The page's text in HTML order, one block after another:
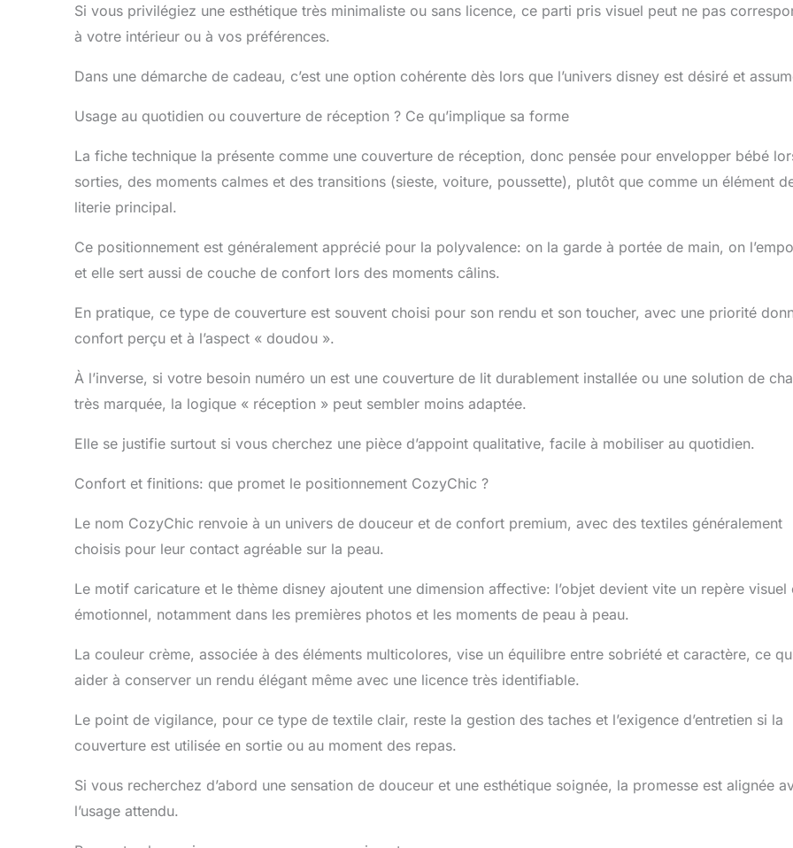
Si vous privilégiez une esthétique très minimaliste ou sans licence, ce parti pris visuel peut ne pas
à votre intérieur ou à vos préférences.
Dans une démarche de cadeau, c’est une option cohérente dès lors que l’univers disney est désiré et
Usage au quotidien ou couverture de réception ? Ce qu’implique sa forme
La fiche technique la présente comme une couverture de réception, donc pensée pour envelopper bébé
sorties, des moments calmes et des transitions (sieste, voiture, poussette), plutôt que comme un élément
literie principal.
Ce positionnement est généralement apprécié pour la polyvalence: on la garde à portée de main, on
et elle sert aussi de couche de confort lors des moments câlins.
En pratique, ce type de couverture est souvent choisi pour son rendu et son toucher, avec une priorité
confort perçu et à l’aspect « doudou ».
À l’inverse, si votre besoin numéro un est une couverture de lit durablement installée ou une solution de
très marquée, la logique « réception » peut sembler moins adaptée.
Elle se justifie surtout si vous cherchez une pièce d’appoint qualitative, facile à mobiliser au quotidien.
Confort et finitions: que promet le positionnement CozyChic ?
Le nom CozyChic renvoie à un univers de douceur et de confort premium, avec des textiles généralement
choisis pour leur contact agréable sur la peau.
Le motif caricature et le thème disney ajoutent une dimension affective: l’objet devient vite un repère visuel
émotionnel, notamment dans les premières photos et les moments de peau à peau.
La couleur crème, associée à des éléments multicolores, vise un équilibre entre sobriété et caractère, ce
aider à conserver un rendu élégant même avec une licence très identifiable.
Le point de vigilance, pour ce type de textile clair, reste la gestion des taches et l’exigence d’entretien si la
couverture est utilisée en sortie ou au moment des repas.
Si vous recherchez d’abord une sensation de douceur et une esthétique soignée, la promesse est alignée
l’usage attendu.